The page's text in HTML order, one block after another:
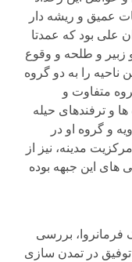
عمیق و ریشه دار
علی بود که عمدتا
زبیر و طلحه و وقوع
را به دو گروه
متفاوت و
و ترفندهای حیله
و گروه او در
مدینه، نیز از
های این جبهه بوده
بررسی
توفیق در تمدن سازی